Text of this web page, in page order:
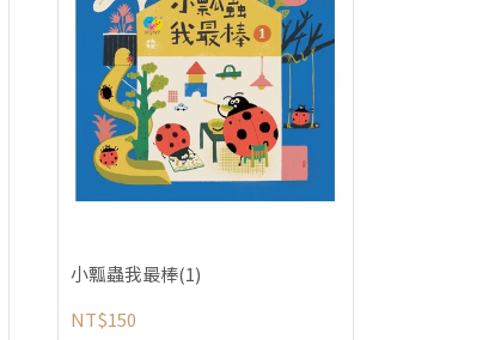
小瓢蟲我最棒(1)
NT$150